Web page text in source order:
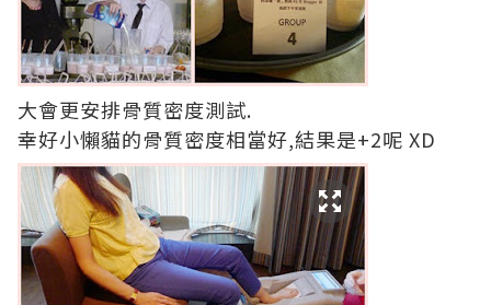
大會更安排骨質密度測試.
幸好小懶貓的骨質密度相當好,結果是+2呢 XD